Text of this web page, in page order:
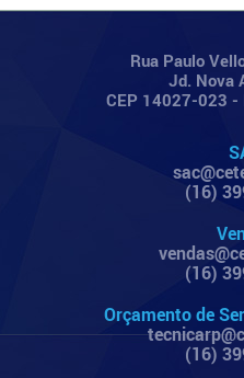
Rua Paulo
Jd. Nova
CEP 14027-023 -
(16)
(16)
Orçamento de
(16)